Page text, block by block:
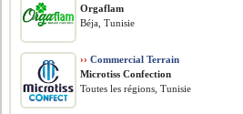
Orgaflam
Béja, Tunisie
›› Commercial Terrain
Microtiss Confection
Toutes les régions, Tunisie